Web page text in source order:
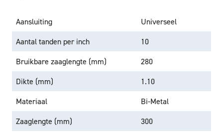
Aansluiting
Universeel
Aantal tanden per inch
10
Bruikbare zaaglengte (mm)
280
Dikte (mm)
1.10
Materiaal
Bi-Metal
Zaaglengte (mm)
300